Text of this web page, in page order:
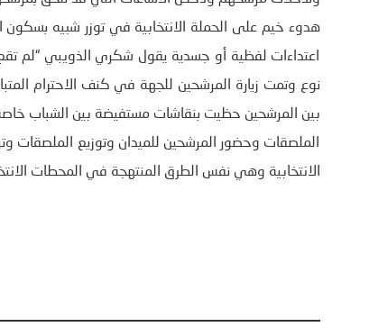
هدوء خيم على الحملة الانتخابية في توزر شبيه
اعتداءات لفظية أو جسدية يقول شكري الذويبي “لم
نوع وتمت زيارة المرشحين للجهة في كنف الاحترام
بين المرشحين حظيت بنقاشات مستفيضة بين الشباب
الملصقات وحضور المرشحين للميدان وتوزيع الملصقات
الانتخابية وهي نفس الطرق المنتهجة في المحطات